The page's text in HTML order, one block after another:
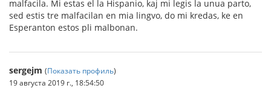
malfacila. Mi estas el la Hispanio, kaj mi legis la unua parto,
sed estis tre malfacilan en mia lingvo, do mi kredas, ke en
Esperanton estos pli malbonan.
sergejm (Показать профиль)
19 августа 2019 г., 18:54:50